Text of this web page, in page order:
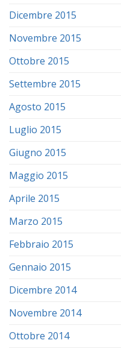
Dicembre 2015
Novembre 2015
Ottobre 2015
Settembre 2015
Agosto 2015
Luglio 2015
Giugno 2015
Maggio 2015
Aprile 2015
Marzo 2015
Febbraio 2015
Gennaio 2015
Dicembre 2014
Novembre 2014
Ottobre 2014